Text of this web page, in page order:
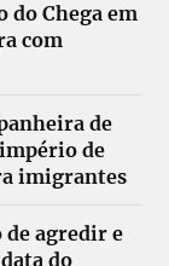
do Chega em
com
de
de
imigrantes
de agredir e
do